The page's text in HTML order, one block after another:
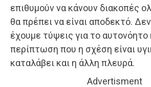
επιθυμούν να κάνουν διακοπές
θα πρέπει να είναι αποδεκτό.
έχουμε τύψεις για το αυτονόητο
περίπτωση που η σχέση είναι
καταλάβει και η άλλη πλευρά.
Advertisment